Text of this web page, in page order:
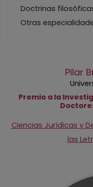
Doctrinas
Otras
Pilar
Premio a la
Ciencias Jurídicas y
las